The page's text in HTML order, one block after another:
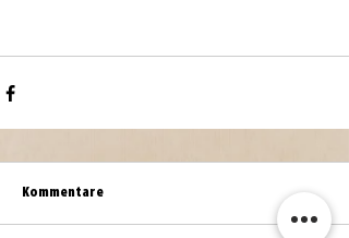
Kommentare